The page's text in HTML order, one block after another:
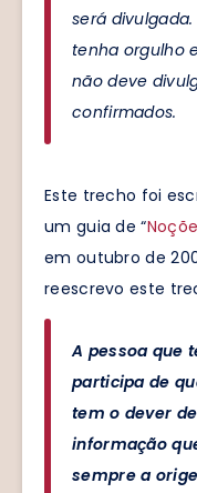
será
tenha orgulho
não deve
confirmados.
Este trecho foi
um guia de “
em outubro de
reescrevo este
A pessoa que
participa de
tem o dever
informação
sempre a